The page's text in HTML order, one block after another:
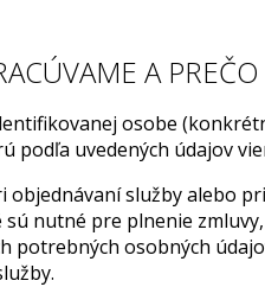
A PREČO
osobe
podľa uvedených údajov
služby alebo
nutné pre plnenie
potrebných osobných